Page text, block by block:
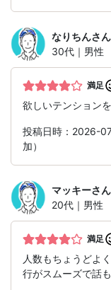
なりちんさん
30代｜男性
満足
欲しいテンション
投稿日時：2026-
加）
マッキーさん
20代｜男性
満足
人数もちょうどよ
行がスムーズで話